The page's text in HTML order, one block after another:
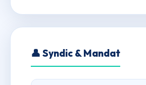
👤 Syndic & Mandat